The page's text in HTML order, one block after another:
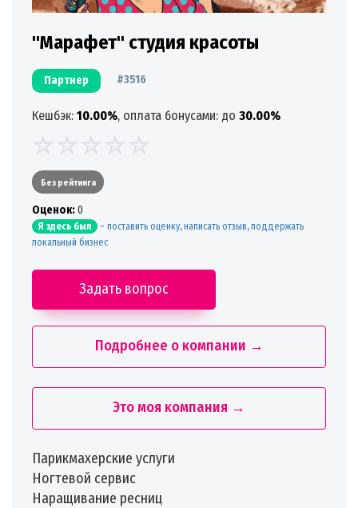
"Марафет" студия красоты
Партнер #3516
Кешбэк: 10.00%, оплата бонусами: до 30.00%
Без рейтинга
Oценок:0
Я здесь был - поставить оценку, написать отзыв, поддержать
локальный бизнес
Задать вопрос
Подробнее о компании →
Это моя компания →
️Парикмахерские услуги
️Ногтевой сервис
️Наращивание ресниц